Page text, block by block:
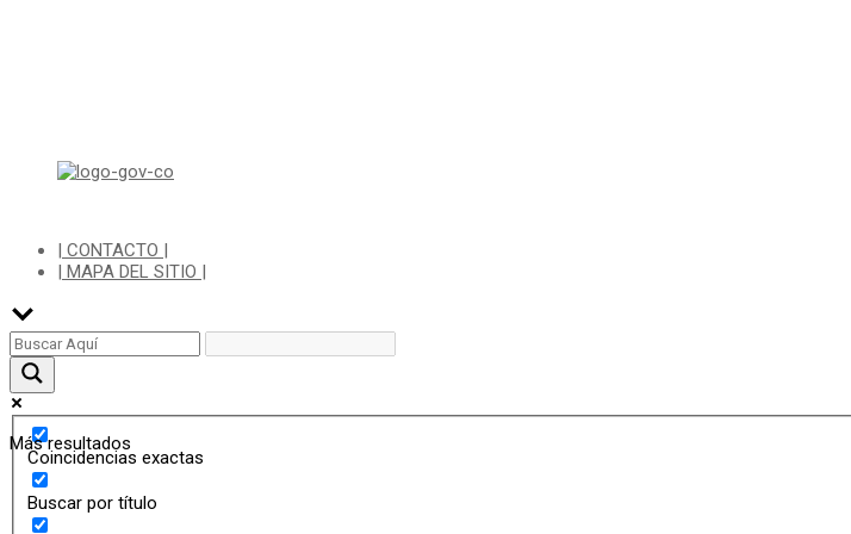
| CONTACTO |
| MAPA DEL SITIO |
Más resultados
Coincidencias exactas
Buscar por título